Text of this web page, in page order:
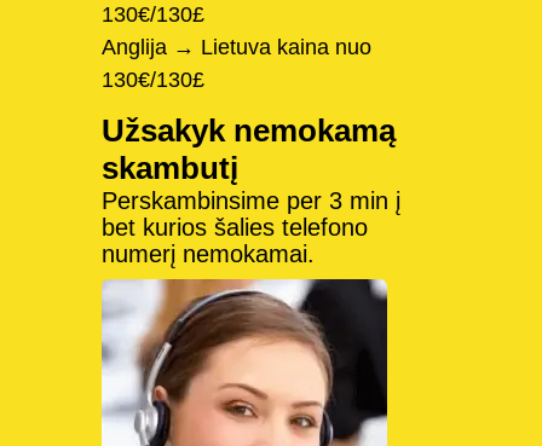
130€/130£
Anglija → Lietuva kaina nuo
130€/130£
Užsakyk nemokamą
skambutį
Perskambinsime per 3 min į
bet kurios šalies telefono
numerį nemokamai.